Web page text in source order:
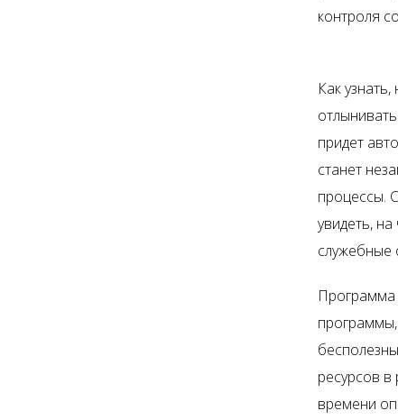
контроля
Как
придет
станет
процессы.
увидеть,
служебные
Программа
ресурсов
времени